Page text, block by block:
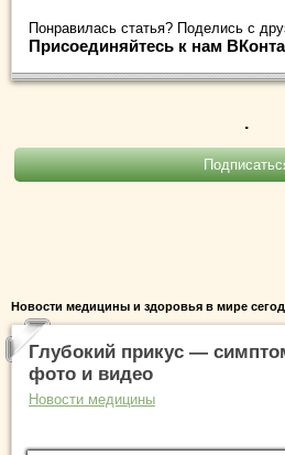
Понравилась статья? Поделись с
Присоединяйтесь к нам
.
Новости медицины и здоровья в мире
Глубокий прикус —
фото и видео
Новости медицины